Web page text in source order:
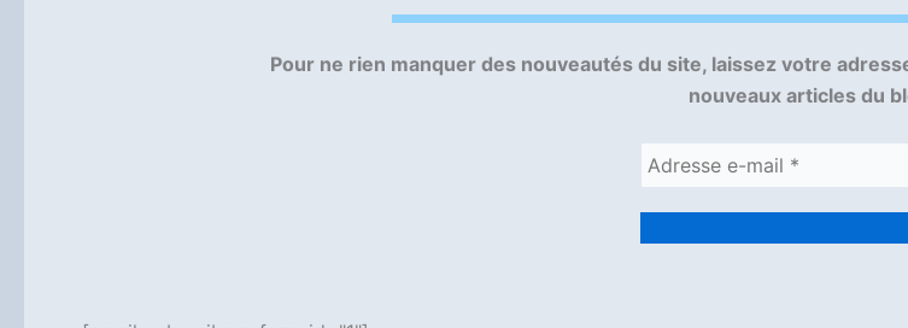
Pour ne rien manquer des nouveautés du site, laissez votre
nouveaux articles du